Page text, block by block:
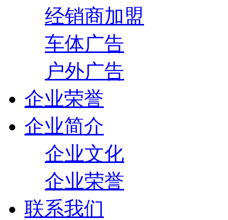
经销商加盟
车体广告
户外广告
企业荣誉
企业简介
企业文化
企业荣誉
联系我们